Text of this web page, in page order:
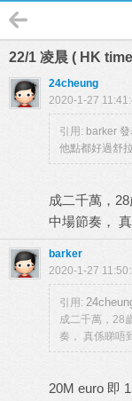
22/1 凌晨 ( HK
24cheung
2020-1-27
引用: barker
他點都好過舒拉
成二千萬，
中場節奏，
barker
2020-1-27
引用:
成二千萬，28
奏， 真係睇唔
20M euro 即